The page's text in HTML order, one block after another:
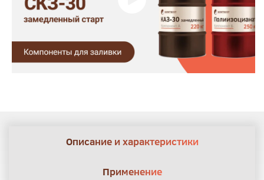
Описание и характеристики
Применение